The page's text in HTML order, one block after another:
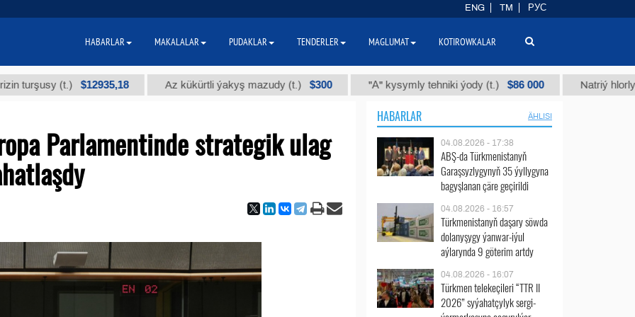
(t.) $12935,18 Az kükürtli ýakyş mazudy (t.) $300 "А" kysymly tehniki ýody (t.) $86 000 Natriý hlorly (nahar
Parlamentinde strategik ulag
HABARLAR ÄHLISI
04.08.2026 - 17:38
ABŞ-da Türkmenistanyň
Garaşsyzlygynyň 35 ýyllygyna
bagyşlanan çäre geçirildi
04.08.2026 - 16:57
Türkmenistanyň daşary söwda
dolanyşygy ýanwar-iýul
aýlarynda 9 göterim artdy
04.08.2026 - 16:07
Türkmen telekeçileri “TTR II
2026” syýahatçylyk sergi-
ENG TM РУС
HABARLAR MAKALALAR PUDAKLAR TENDERLER MAGLUMAT KOTIROWKALAR